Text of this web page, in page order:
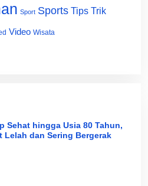
Sport Sports Tips Trik
Video Wisata
Sehat hingga Usia 80 Tahun,
Lelah dan Sering Bergerak